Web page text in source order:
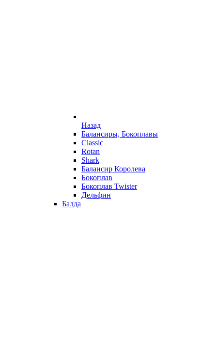
Назад
Балансиры, Бокоплавы
Classic
Rotan
Shark
Балансир Королева
Бокоплав
Бокоплав Twister
Дельфин
Балда